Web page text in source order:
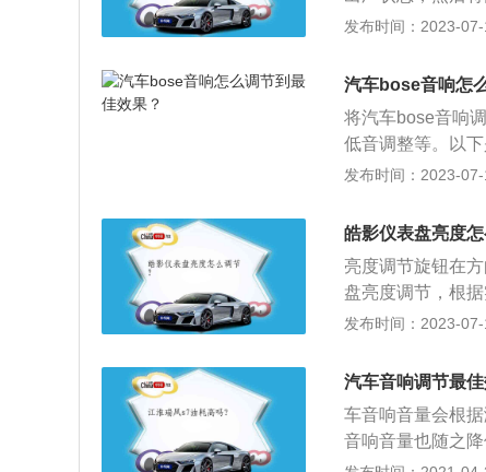
动力，同时还能
到过半的位置，
碟片，再将主机
声场设置在HP状
发布时间：2023-
汽车bose音响怎
将汽车bose音响
低音调整等。以
（auto-audio）为
机和兼容DCC、
扬声器、功放三
要发出什么样的
发布时间：2023-
皓影仪表盘亮度怎
亮度调节旋钮在
盘亮度调节，根
表盘
映车辆各系统工
指示灯、前后雾
表有车速里程表
车仪表盘的面膜
发布时间：2023-
汽车音响调节最
车音响音量会根
音响音量也随之
直至听到“嘀”一